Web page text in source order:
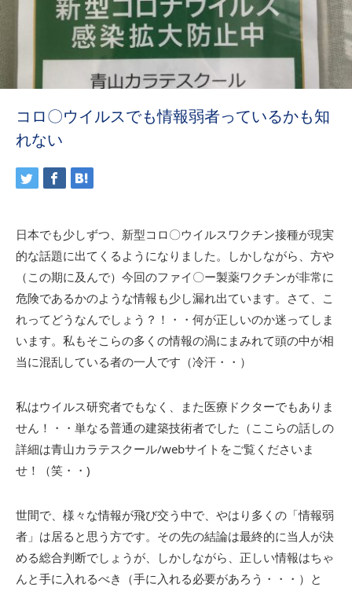
コロ〇ウイルスでも情報弱者っているかも知
れない
日本でも少しずつ、新型コロ〇ウイルスワクチン接種が現実
的な話題に出てくるようになりました。しかしながら、方や
（この期に及んで）今回のファイ〇ー製薬ワクチンが非常に
危険であるかのような情報も少し漏れ出ています。さて、こ
れってどうなんでしょう？！・・何が正しいのか迷ってしま
います。私もそこらの多くの情報の渦にまみれて頭の中が相
当に混乱している者の一人です（冷汗・・）
私はウイルス研究者でもなく、また医療ドクターでもありま
せん！・・単なる普通の建築技術者でした（ここらの話しの
詳細は青山カラテスクール/webサイトをご覧くださいま
せ！（笑・・)
世間で、様々な情報が飛び交う中で、やはり多くの「情報弱
者」は居ると思う方です。その先の結論は最終的に当人が決
める総合判断でしょうが、しかしながら、正しい情報はちゃ
んと手に入れるべき（手に入れる必要があろう・・・）と